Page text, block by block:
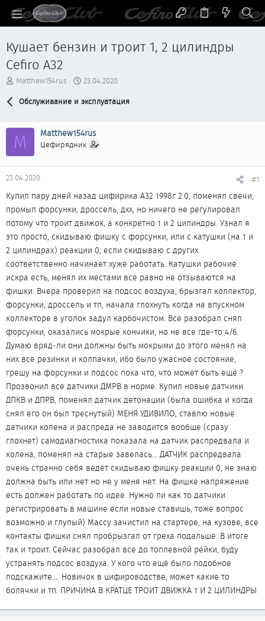
Кушает бензин и троит 1, 2 цилиндры
Cefiro A32
А
т
е
м
ы
Matthew154rus
Д
т
а
ч
л
23.04.2020
Обслуживание и эксплуатация
M Matthew154rus
Цефирядник
23.04.2020 #1
Купил пару дней назад цифирика А32 1998г 2.0, поменял свечи,
промыл форсунки, дроссель, дхх, но ничего не регулировал
потому что троит движок, а конкретно 1 и 2 цилиндры. Узнал я
это просто, скидываю фишку с форсунки, или с катушки (на 1 и
2 цилиндрах) реакции 0, если скидываю с других
соответственно начинает хуже работать. Катушки рабочие
искра есть, менял их местами все равно не отзываются на
фишки. Вчера проверил на подсос воздуха, брызгал коллектор,
форсунки, дроссель и тп, начала глохнуть когда на впускном
коллекторе в уголок задул карбочистом. Все разобрал снял
форсунки, оказались мокрые кончики, но не все где-то 4/6.
Думаю вряд-ли они должны быть мокрыми до этого менял на
них все резинки и колпачки, ибо было ужасное состояние,
грешу на форсунки и подсос пока что, что может быть ещё ?
Прозвонил все датчики ДМРВ в норме. Купил новые датчики
ДПКВ и ДПРВ, поменял датчик детонации (была ошибка и когда
снял его он был треснутый) МЕНЯ УДИВИЛО, ставлю новые
датчики колена и распреда не заводится вообще (сразу
глохнет) самодиагностика показала на датчик распредвала и
колена, поменял на старые завелась... ДАТЧИК распредвала
очень странно себя ведёт скидываю фишку реакции 0, не знаю
должна быть или нет но не у меня нет. На фишке напряжение
есть должен работать по идее. Нужно ли как то датчики
регистрировать в машине если новые ставишь, тоже вопрос
возможно и глупый) Массу зачистил на стартере, на кузове, все
контакты фишки снял пробрызгал от греха подальше. В итоге
так и троит. Сейчас разобрал все до топлевной рейки, буду
устранять подсос воздуха. У кого что ещё было подобное
подскажите.... Новичок в цифироводстве, может какие то
болячки и тп. ПРИЧИНА В КРАТЦЕ ТРОИТ ДВИЖКА 1 И 2 ЦИЛИНДРЫ